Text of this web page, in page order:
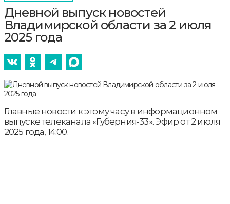
Дневной выпуск новостей
Владимирской области за 2 июля
2025 года
Главные новости к этому часу в информационном
выпуске телеканала «Губерния-33». Эфир от 2 июля
2025 года, 14:00.